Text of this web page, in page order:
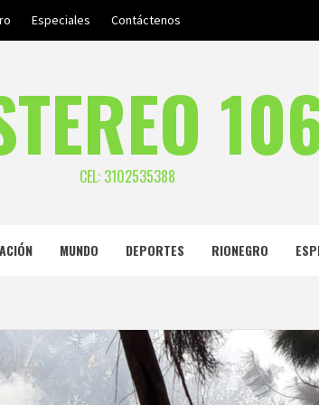
Especiales Contáctenos
CEL: 3102535388
MUNDO DEPORTES RIONEGRO